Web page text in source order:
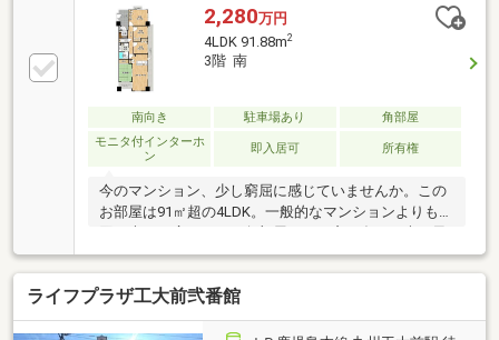
徒歩１分と通学便利☆●内覧・住宅ローンの事などレ
アリードにお問い合わせ下さい！●当社は、ファイナ
ンシャルプランナーによる【住宅購入相談】を無料で
個別に行っております！！【お気軽にご相談下さい
♪】
2,280万円
4LDK 91.88m2
3階 南
南向き 駐車場あり
角部屋
モニタ付インターホ
ン
即入居可 所有権
今のマンション、少し窮屈に感じていませんか。この
お部屋は91㎡超の4LDK。一般的なマンションよりも一
回り大きい広さです。角部屋のため窓も多く、光と風
がたっぷり入る住空間。リビングはもちろん、各居室
にもゆとりがあります。さらに22㎡の大型バルコニ
ー。休日は椅子を置いてコーヒーを楽しむ、そんな時
間も似合います。オートロック、宅配ボックス、EVな
ライフプラザ工大前弐番館